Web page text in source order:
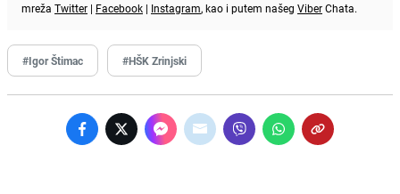
mreža Twitter | Facebook | Instagram, kao i putem našeg ViberChata.
#Igor Štimac #HŠK Zrinjski